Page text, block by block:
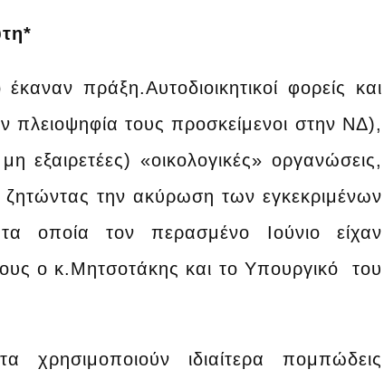
πράξη.Αυτοδιοικητικοί φορείς και
πλειοψηφία τους προσκείμενοι στην ΝΔ),
«οικολογικές» οργανώσεις,
την ακύρωση των εγκεκριμένων
οποία τον περασμένο Ιούνιο είχαν
ο κ.Μητσοτάκης και το Υπουργικό του
χρησιμοποιούν ιδιαίτερα πομπώδεις